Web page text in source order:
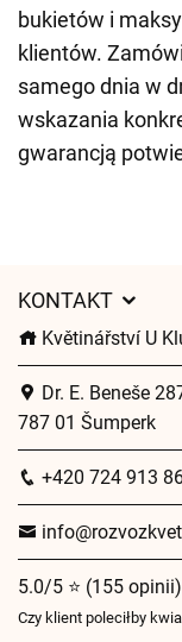
bukietów i
klientów.
samego dnia w
wskazania
gwarancją
KONTAKT
Květinářství U
Dr. E. Beneše
787 01 Šumperk
+420 724 913
5.0/5 ⭐ (155 opinii)
Czy klient poleciłby